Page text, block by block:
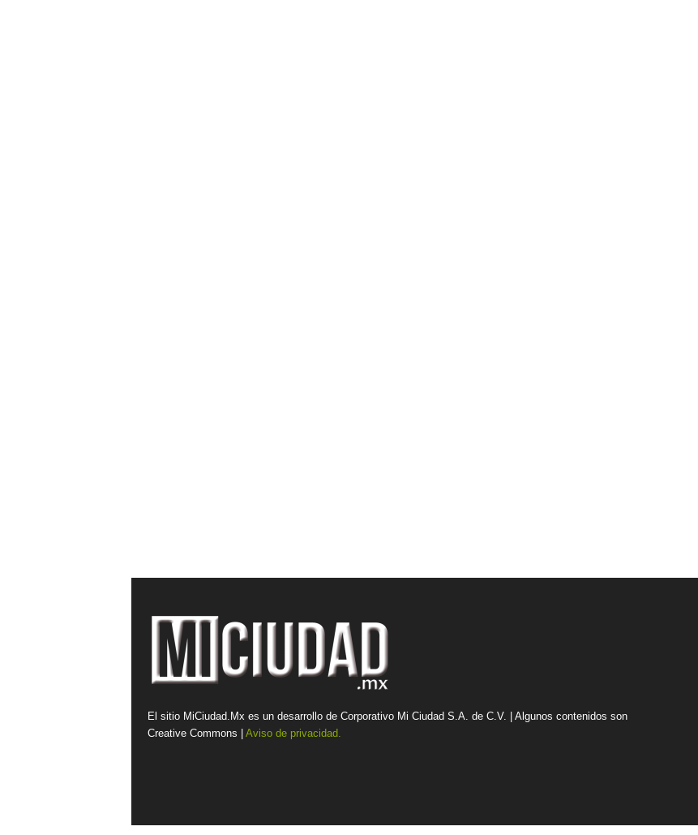
El sitio MiCiudad.Mx es un desarrollo de Corporativo Mi Ciudad S.A. de C.V. | Algunos contenidos son
Creative Commons | Aviso de privacidad.